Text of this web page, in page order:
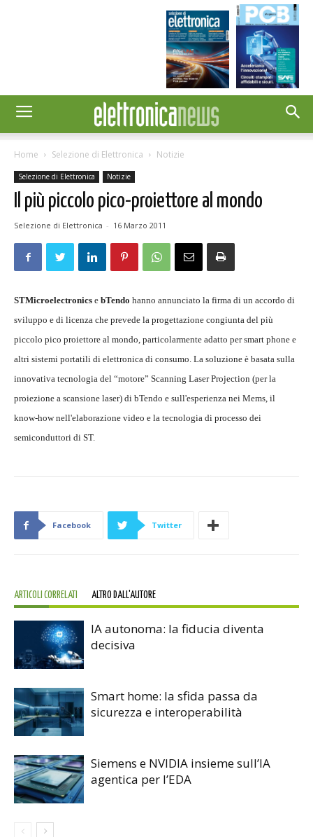
Home Selezione di Elettronica Notizie
Selezione di Elettronica Notizie
Il più piccolo pico-proiettore al mondo
Selezione di Elettronica - 16 Marzo 2011
STMicroelectronics e bTendo hanno annunciato la firma di un accordo di
sviluppo e di licenza che prevede la progettazione congiunta del più
piccolo pico proiettore al mondo, particolarmente adatto per smart phone e
altri sistemi portatili di elettronica di consumo. La soluzione è basata sulla
innovativa tecnologia del “motore” Scanning Laser Projection (per la
proiezione a scansione laser) di bTendo e sull'esperienza nei Mems, il
know-how nell'elaborazione video e la tecnologia di processo dei
semiconduttori di ST.
Facebook Twitter
ARTICOLI CORRELATI ALTRO DALL'AUTORE
IA autonoma: la fiducia diventa
decisiva
Smart home: la sfida passa da
sicurezza e interoperabilità
Siemens e NVIDIA insieme sull’IA
agentica per l’EDA